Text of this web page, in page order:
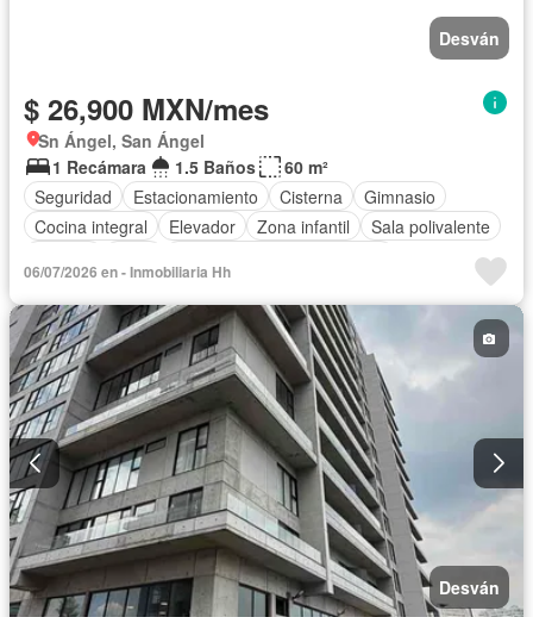
Desván
$ 26,900 MXN/mes
Sn Ángel, San Ángel
1 Recámara
1.5 Baños
60 m²
Seguridad
Estacionamiento Cisterna
Gimnasio
Cocina integral
Elevador Zona infantil
Sala polivalente
06/07/2026 en - Inmobiliaria Hh
Desván